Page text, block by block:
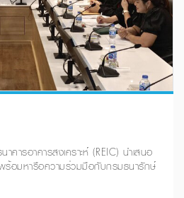
ารอาคารสงเคราะห์ (REIC) นำเสนอ
ร้อมหารือความร่วมมือกับกรมธนารักษ์